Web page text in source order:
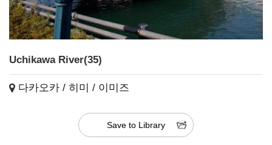
Uchikawa River(35)
다카오카 / 히미 / 이미즈
Save to Library